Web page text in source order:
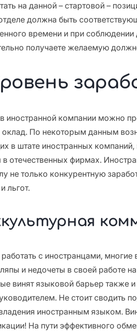
на данной – стартовой –
должна быть
времени и при
получаете желаемую
иностранной компании можно
По некоторым данным
в штате иностранных
в отечественных фирмах.
не только конкурентную
льгот.
с иностранцами, многие
и недочеты в своей работе
винят языковой барьер также
Не стоит сводить
иностранным языком.
На пути эффективного